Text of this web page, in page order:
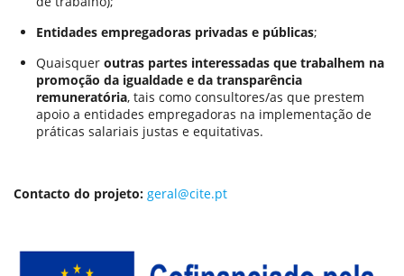
Entidades empregadoras privadas e públicas;
Quaisquer outras partes interessadas que trabalhem na
promoção da igualdade e da transparência
remuneratória, tais como consultores/as que prestem
apoio a entidades empregadoras na implementação de
práticas salariais justas e equitativas.
Contacto do projeto: geral@cite.pt